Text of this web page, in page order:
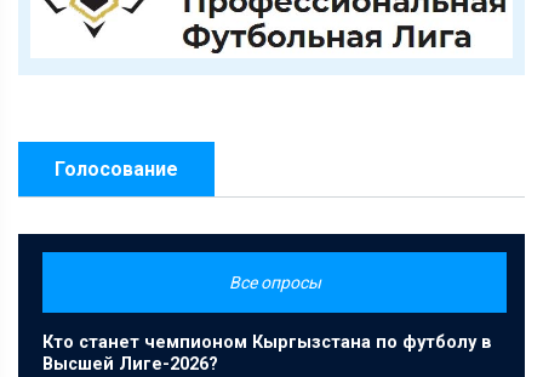
Голосование
Все опросы
Кто станет чемпионом Кыргызстана по футболу в
Высшей Лиге-2026?